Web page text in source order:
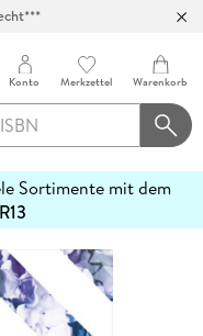
Konto Merkzettel Warenkorb
Sortimente mit dem